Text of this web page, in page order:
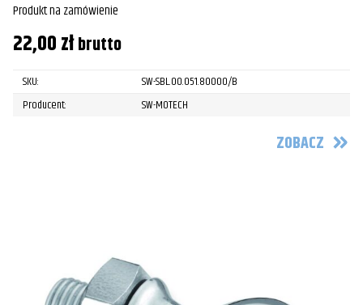
Produkt na zamówienie
22,00złbrutto
SKU:
SW-SBL.00.051.80000/B
Producent:
SW-MOTECH
ZOBACZ